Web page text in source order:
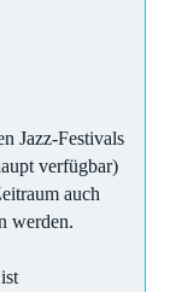
Jazz-Festivals
verfügbar)
auch
werden.